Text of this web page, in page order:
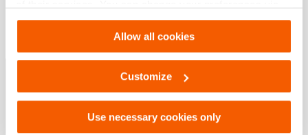
Settings. See ourcookiestatement.
Allow all cookies
Customize
Use necessary cookies only
Download
Catálogo de ferramentas de resgate
Download